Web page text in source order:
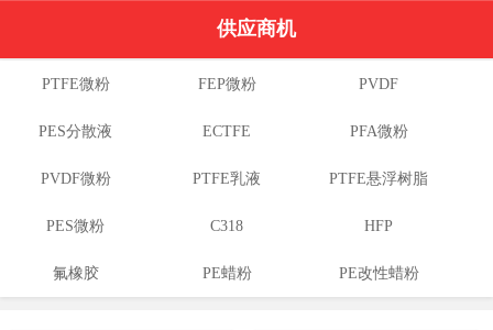
供应商机
PTFE微粉 FEP微粉 PVDF
PES分散液 ECTFE PFA微粉
PVDF微粉 PTFE乳液 PTFE悬浮树脂
PES微粉 C318 HFP
氟橡胶 PE蜡粉 PE改性蜡粉